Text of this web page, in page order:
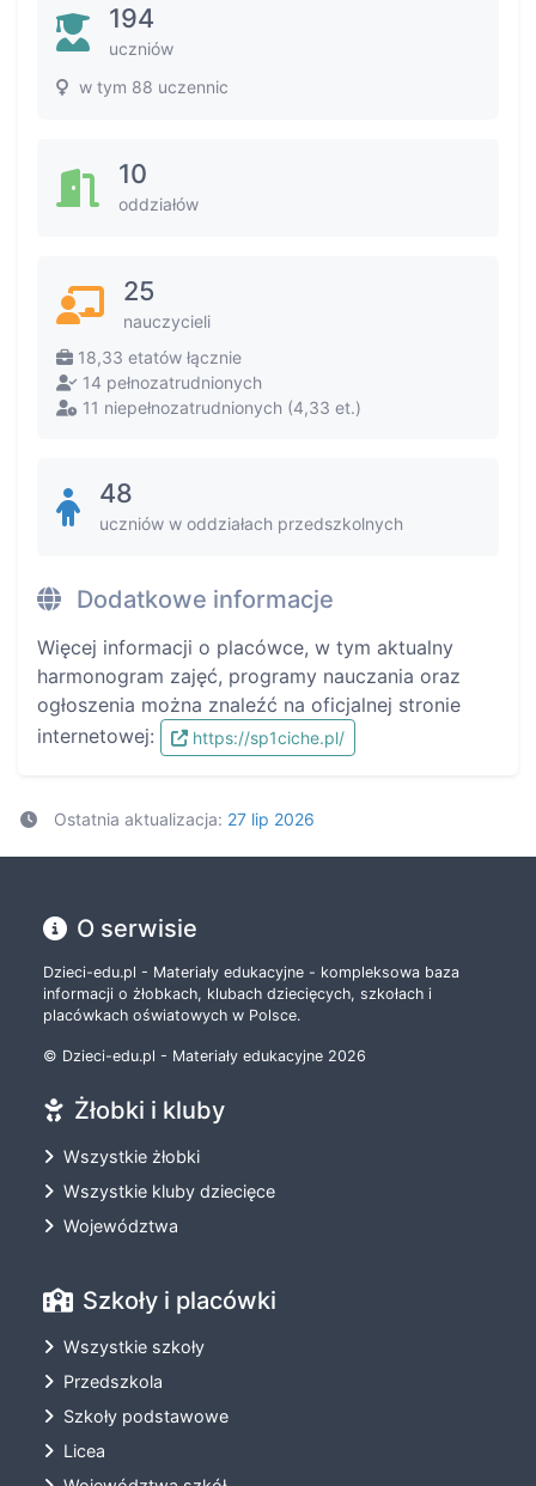
194
uczniów
w tym 88 uczennic
10
oddziałów
25
nauczycieli
18,33 etatów łącznie
14 pełnozatrudnionych
11 niepełnozatrudnionych (4,33 et.)
48
uczniów w oddziałach przedszkolnych
Dodatkowe informacje
Więcej informacji o placówce, w tym aktualny
harmonogram zajęć, programy nauczania oraz
ogłoszenia można znaleźć na oficjalnej stronie
internetowej:
https://sp1ciche.pl/
Ostatnia aktualizacja: 27 lip 2026
O serwisie
Dzieci-edu.pl - Materiały edukacyjne - kompleksowa baza
informacji o żłobkach, klubach dziecięcych, szkołach i
placówkach oświatowych w Polsce.
© Dzieci-edu.pl - Materiały edukacyjne 2026
Żłobki i kluby
Wszystkie żłobki
Wszystkie kluby dziecięce
Województwa
Szkoły i placówki
Wszystkie szkoły
Przedszkola
Szkoły podstawowe
Licea